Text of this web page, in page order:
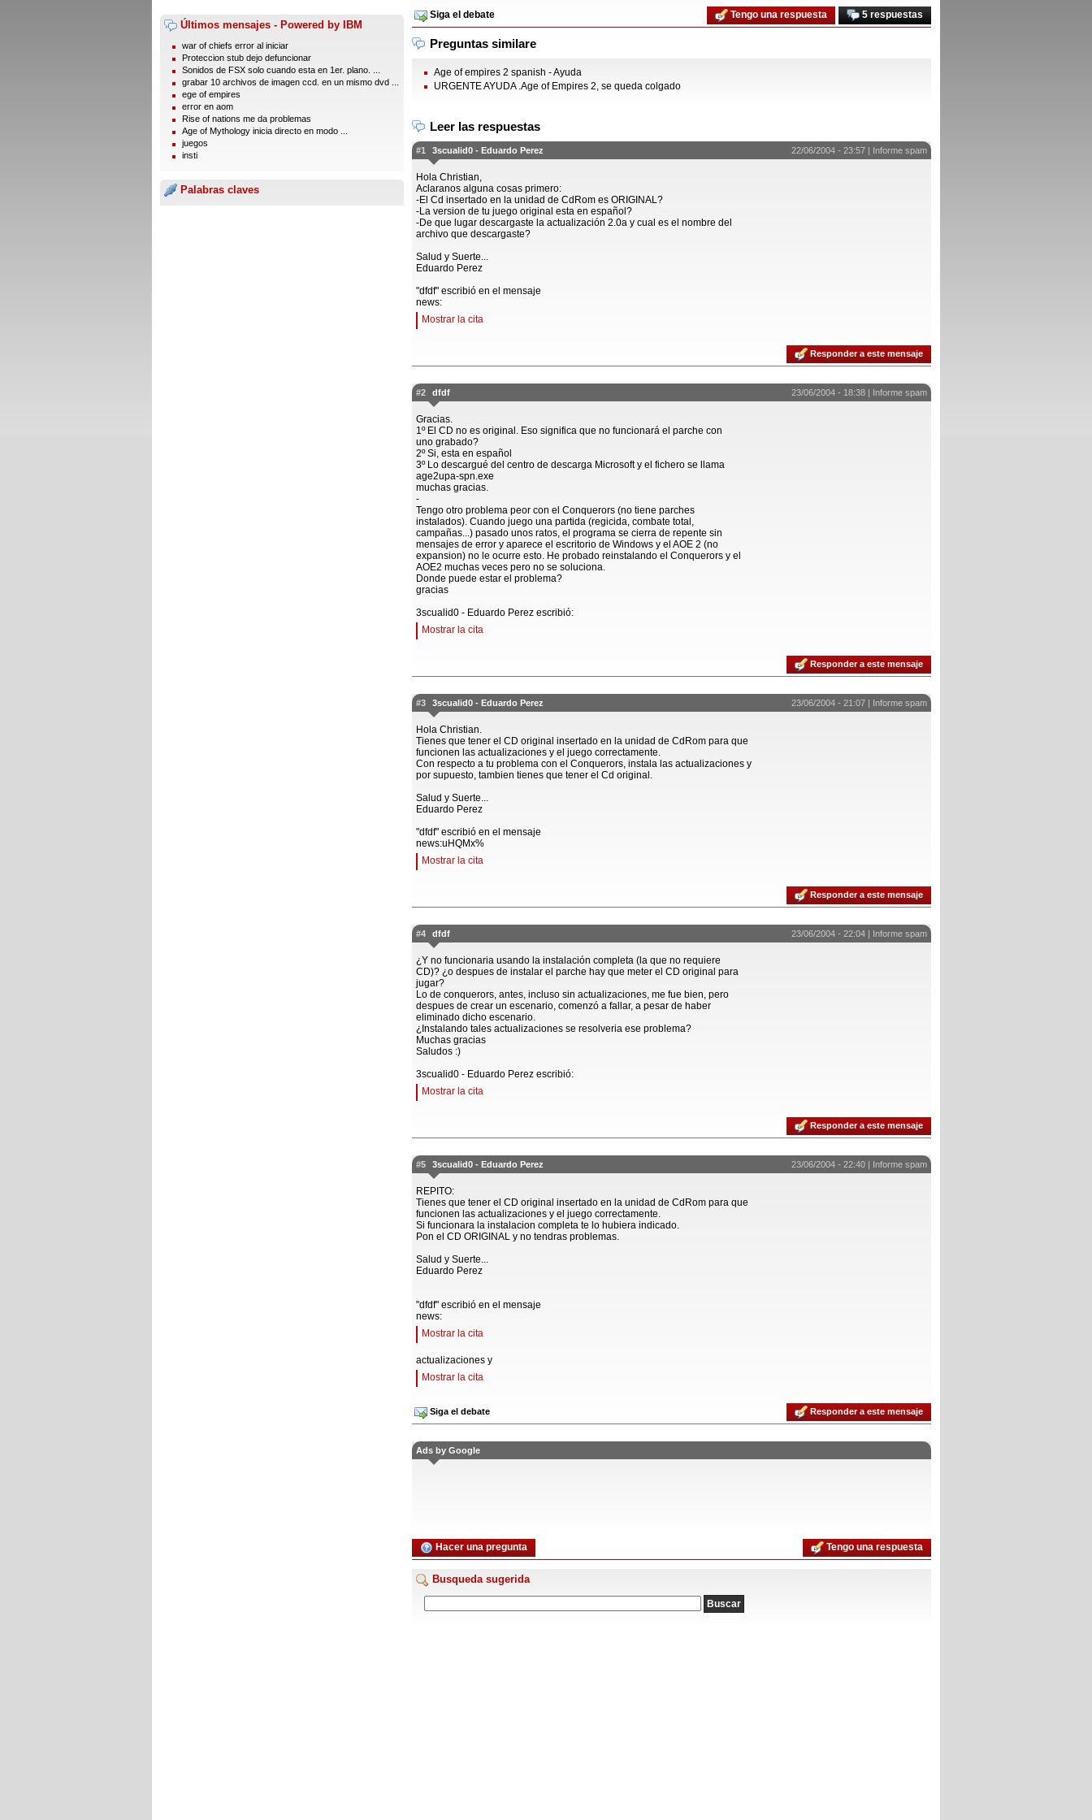
Últimos mensajes - Powered by IBM
war of chiefs error al iniciar
Proteccion stub dejo defuncionar
Sonidos de FSX solo cuando esta en 1er. plano. ...
grabar 10 archivos de imagen ccd. en un mismo dvd ...
ege of empires
error en aom
Rise of nations me da problemas
Age of Mythology inicia directo en modo ...
juegos
insti
Palabras claves
Siga el debate 5 respuestas
Tengo una respuesta
Preguntas similare
Age of empires 2 spanish - Ayuda
URGENTE AYUDA .Age of Empires 2, se queda colgado
Leer las respuestas
#1 3scualid0 - Eduardo Perez 22/06/2004 - 23:57 | Informe spam
Hola Christian,
Aclaranos alguna cosas primero:
-El Cd insertado en la unidad de CdRom es ORIGINAL?
-La version de tu juego original esta en español?
-De que lugar descargaste la actualización 2.0a y cual es el nombre del
archivo que descargaste?
Salud y Suerte...
Eduardo Perez
"dfdf" escribió en el mensaje
news:
Mostrar la cita
Responder a este mensaje
#2 dfdf 23/06/2004 - 18:38 | Informe spam
Gracias.
1º El CD no es original. Eso significa que no funcionará el parche con
uno grabado?
2º Si, esta en español
3º Lo descargué del centro de descarga Microsoft y el fichero se llama
age2upa-spn.exe
muchas gracias.
-
Tengo otro problema peor con el Conquerors (no tiene parches
instalados). Cuando juego una partida (regicida, combate total,
campañas...) pasado unos ratos, el programa se cierra de repente sin
mensajes de error y aparece el escritorio de Windows y el AOE 2 (no
expansion) no le ocurre esto. He probado reinstalando el Conquerors y el
AOE2 muchas veces pero no se soluciona.
Donde puede estar el problema?
gracias
3scualid0 - Eduardo Perez escribió:
Mostrar la cita
Responder a este mensaje
#3 3scualid0 - Eduardo Perez 23/06/2004 - 21:07 | Informe spam
Hola Christian.
Tienes que tener el CD original insertado en la unidad de CdRom para que
funcionen las actualizaciones y el juego correctamente.
Con respecto a tu problema con el Conquerors, instala las actualizaciones y
por supuesto, tambien tienes que tener el Cd original.
Salud y Suerte...
Eduardo Perez
"dfdf" escribió en el mensaje
news:uHQMx%
Mostrar la cita
Responder a este mensaje
#4 dfdf 23/06/2004 - 22:04 | Informe spam
¿Y no funcionaria usando la instalación completa (la que no requiere
CD)? ¿o despues de instalar el parche hay que meter el CD original para
jugar?
Lo de conquerors, antes, incluso sin actualizaciones, me fue bien, pero
despues de crear un escenario, comenzó a fallar, a pesar de haber
eliminado dicho escenario.
¿Instalando tales actualizaciones se resolveria ese problema?
Muchas gracias
Saludos :)
3scualid0 - Eduardo Perez escribió:
Mostrar la cita
Responder a este mensaje
#5 3scualid0 - Eduardo Perez 23/06/2004 - 22:40 | Informe spam
REPITO:
Tienes que tener el CD original insertado en la unidad de CdRom para que
funcionen las actualizaciones y el juego correctamente.
Si funcionara la instalacion completa te lo hubiera indicado.
Pon el CD ORIGINAL y no tendras problemas.
Salud y Suerte...
Eduardo Perez
"dfdf" escribió en el mensaje
news:
Mostrar la cita
actualizaciones y
Mostrar la cita
Siga el debate Responder a este mensaje
Ads by Google
Hacer una pregunta Tengo una respuesta
Busqueda sugerida